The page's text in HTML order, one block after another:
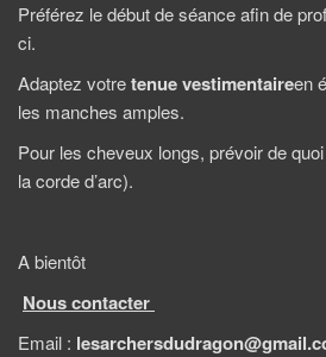
Préférez le début de séance afin de
ci.
Adaptez votretenue vestimentaireen
les manches amples.
Pour les cheveux longs, prévoir de
la corde d’arc).
A bientôt
Nous contacter
Email : l